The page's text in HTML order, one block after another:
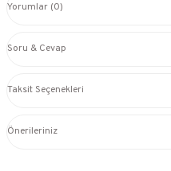
Yorumlar (0)
Soru & Cevap
Taksit Seçenekleri
Önerileriniz